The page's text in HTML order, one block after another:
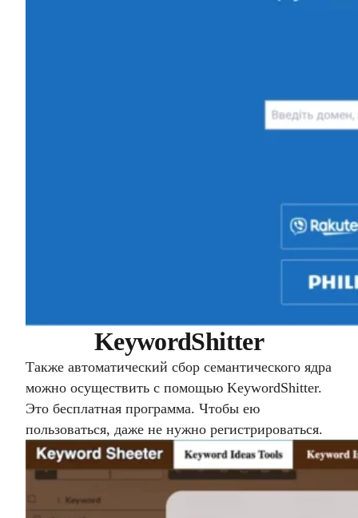
KeywordShitter
Также автоматический сбор семантического ядра
можно осуществить с помощью KeywordShitter.
Это бесплатная программа. Чтобы ею
пользоваться, даже не нужно регистрироваться.